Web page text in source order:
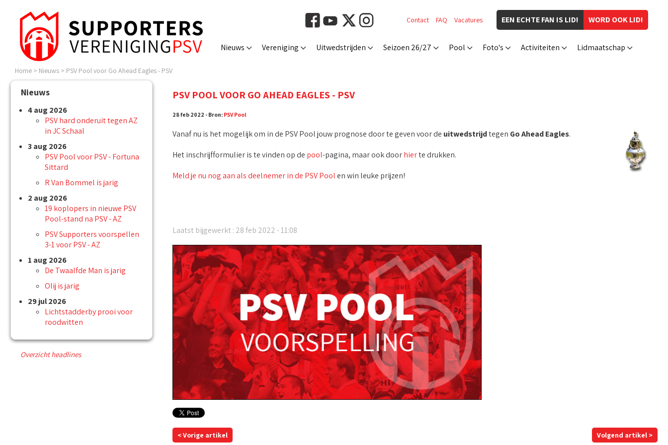
WORD OOK LID!
EEN ECHTE FAN IS LID!
Contact FAQ Vacatures
Nieuws Vereniging Uitwedstrijden Seizoen 26/27 Pool Foto's Activiteiten Lidmaatschap
Home > Nieuws > PSV Pool voor Go Ahead Eagles - PSV
Nieuws
4 aug 2026
PSV hard onderuit tegen AZ
in JC Schaal
3 aug 2026
PSV Pool voor PSV - Fortuna
Sittard
R Van Bommel is jarig
2 aug 2026
19 koplopers in nieuwe PSV
Pool-stand na PSV - AZ
PSV Supporters voorspellen
3-1 voor PSV - AZ
1 aug 2026
De Twaalfde Man is jarig
Olij is jarig
29 jul 2026
Lichtstadderby prooi voor
roodwitten
Overzicht headlines
PSV POOL VOOR GO AHEAD EAGLES - PSV
28 feb 2022 - Bron: PSV Pool
Vanaf nu is het mogelijk om in de PSV Pool jouw prognose door te geven voor de uitwedstrijdtegen Go Ahead Eagles.
Het inschrijfformulier is te vinden op de pool-pagina, maar ook doorhierte drukken.
Meld je nu nog aan als deelnemer in de PSV Poolen win leuke prijzen!
Laatst bijgewerkt : 28 feb 2022 - 11:08
< Vorige artikel Volgend artikel >